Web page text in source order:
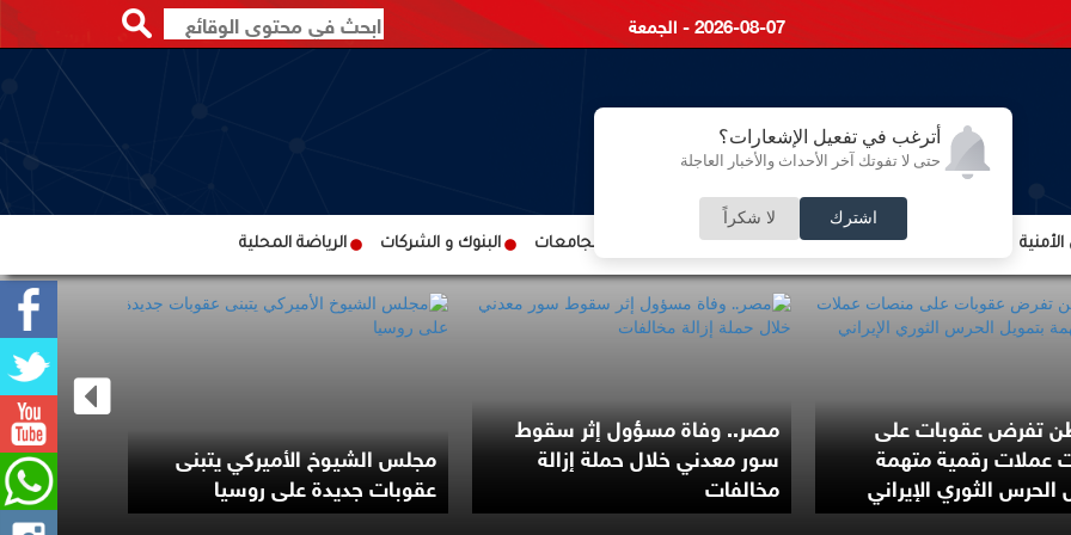
أترغب في تفعيل الإشعارات؟
حتى لا تفوتك آخر الأحداث والأخبار العاجلة
اشترك لا شكراً
2026-08-07 - الجمعة
الشؤون الإقتصادية الشؤون البرلمانية التعليم والجامعات البنوك و الشركات الرياضة المحلية
تفرض عقوبات على
عملات رقمية متهمة
الحرس الثوري الإيراني
مصر.. وفاة مسؤول إثر سقوط
سور معدني خلال حملة إزالة
مخالفات
مجلس الشيوخ الأميركي يتبنى
عقوبات جديدة على روسيا
البنك
القطاع